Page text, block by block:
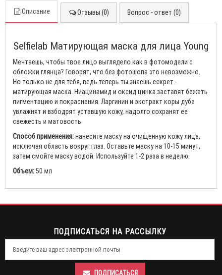
Описание Отзывы (0) Вопрос - ответ (0)
Selfielab Матирующая маска для лица Young
Мечтаешь, чтобы твое лицо выглядело как в фотомодели с
обложки глянца? Говорят, что без фотошопа это невозможно.
Но только не для тебя, ведь теперь ты знаешь секрет -
матирующая маска. Ниацинамид и оксид цинка заставят бежать
пигментацию и покраснения. Ларгинин и экстракт коры дуба
увлажнят и взбодрят уставшую кожу, надолго сохранят ее
свежесть и матовость.
Способ применения:нанесите маску на очищенную кожу лица,
исключая область вокруг глаз. Оставьте маску на 10-15 минут,
затем смойте маску водой. Используйте 1-2 раза в неделю.
Объем:50 мл
ПОДПИСАТЬСЯ НА РАССЫЛКУ
ПОДПИСАТЬСЯ